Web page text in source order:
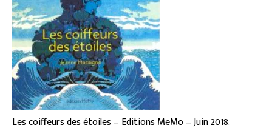
Les coiffeurs des étoiles – Editions MeMo – Juin 2018.